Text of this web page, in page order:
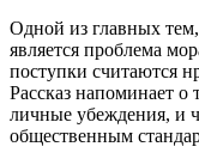
Одной из главных тем,
является проблема
поступки считаются
Рассказ напоминает
личные убеждения, и
общественным